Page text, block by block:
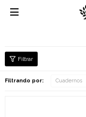

Filtrando por: Cuadernos